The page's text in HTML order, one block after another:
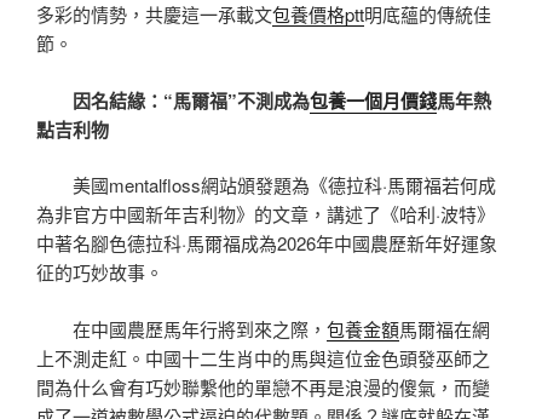
多彩的情勢，共慶這一承載文包養價格ptt明底蘊的傳統佳
節。
因名結緣：“馬爾福”不測成為包養一個月價錢馬年熱
點吉利物
美國mentalfloss網站頒發題為《德拉科·馬爾福若何成
為非官方中國新年吉利物》的文章，講述了《哈利·波特》
中著名腳色德拉科·馬爾福成為2026年中國農歷新年好運象
征的巧妙故事。
在中國農歷馬年行將到來之際， 包養金額馬爾福在網
上不測走紅。中國十二生肖中的馬與這位金色頭發巫師之
間為什么會有巧妙聯繫他的單戀不再是浪漫的傻氣，而變